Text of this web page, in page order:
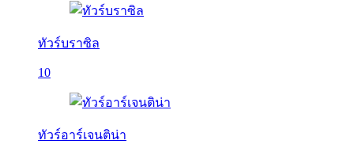
ทัวร์บราซิล
10
ทัวร์อาร์เจนติน่า